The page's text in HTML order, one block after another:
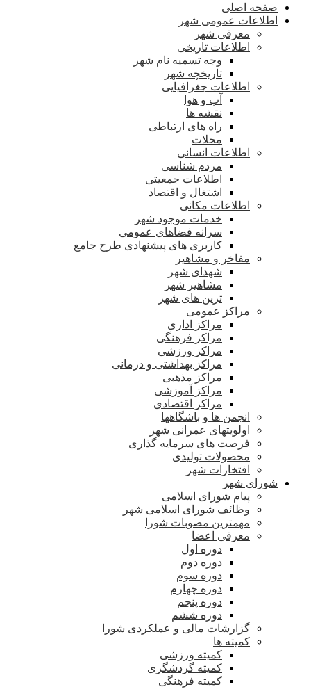
صفحه اصلی
اطلاعات عمومی شهر
معرفی شهر
اطلاعات تاریخی
وجه تسمیه نام شهر
تاریخچه شهر
اطلاعات جغرافیایی
آب و هوا
نقشه ها
راه های ارتباطی
محلات
اطلاعات انسانی
مردم شناسی
اطلاعات جمعیتی
اشتغال و اقتصاد
اطلاعات مکانی
خدمات موجود شهر
سرانه فضاهای عمومی
کاربری های پیشنهادی طرح جامع
مفاخر و مشاهیر
شهدای شهر
مشاهیر شهر
ترین های شهر
مراکز عمومی
مراکز اداری
مراکز فرهنگی
مراکز ورزشی
مراکز بهداشتی و درمانی
مراکز مذهبی
مراکز آموزشی
مراکز اقتصادی
انجمن ها و باشگاهها
اولویتهای عمرانی شهر
فرصت های سرمایه گذاری
محصولات تولیدی
افتخارات شهر
شورای شهر
پیام شورای اسلامی
وظائف شورای اسلامی شهر
مهمترین مصوبات شورا
معرفی اعضا
دوره اول
دوره دوم
دوره سوم
دوره چهارم
دوره پنجم
دوره ششم
گزارشات مالی و عملکردی شورا
کمیته ها
کمیته ورزشی
کمیته گردشگری
کمیته فرهنگی